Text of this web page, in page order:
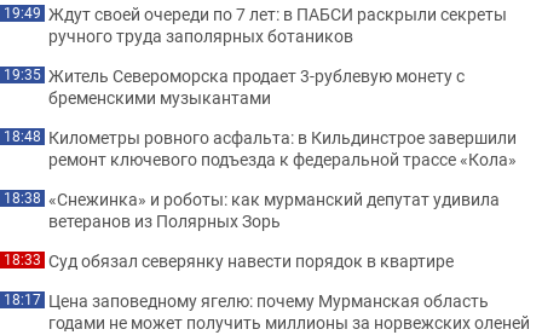
19:49 Ждут своей очереди по 7 лет: в ПАБСИ раскрыли секреты
ручного труда заполярных ботаников
19:35 Житель Североморска продает 3-рублевую монету с
бременскими музыкантами
18:48 Километры ровного асфальта: в Кильдинстрое завершили
ремонт ключевого подъезда к федеральной трассе «Кола»
18:38 «Снежинка» и роботы: как мурманский депутат удивила
ветеранов из Полярных Зорь
18:33 Суд обязал северянку навести порядок в квартире
18:17 Цена заповедному ягелю: почему Мурманская область
годами не может получить миллионы за норвежских оленей